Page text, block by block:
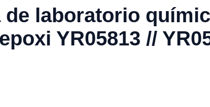
de laboratorio
YR05813 //